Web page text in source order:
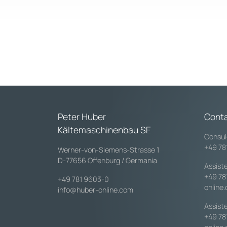
Peter Huber
Kältemaschinenbau SE
Werner-von-Siemens-Strasse 1
D-77656 Offenburg / Germania
+49 781 9603-0
info@huber-online.com
+49
+49
+49